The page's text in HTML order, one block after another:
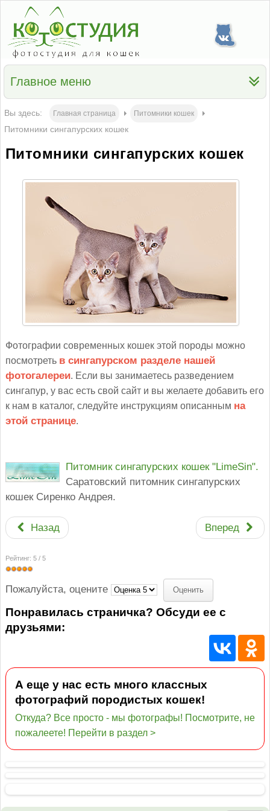
Главное меню
Вы здесь: Главная страница Питомники кошек
Питомники сингапурских кошек
Питомники сингапурских кошек
Фотографии современных кошек этой породы можно
посмотреть в сингапурском разделе нашей
фотогалереи. Если вы занимаетесь разведением
сингапур, у вас есть свой сайт и вы желаете добавить его
к нам в каталог, следуйте инструкциям описанным на
этой странице.
Питомник сингапурских кошек "LimeSin".
Саратовский питомник сингапурских
кошек Сиренко Андрея.
Назад Вперед
Рейтинг: 5 / 5
Пожалуйста, оцените
Понравилась страничка? Обсуди ее с
друзьями:
А еще у нас есть много классных
фотографий породистых кошек!
Откуда? Все просто - мы фотографы! Посмотрите, не
пожалеете! Перейти в раздел >